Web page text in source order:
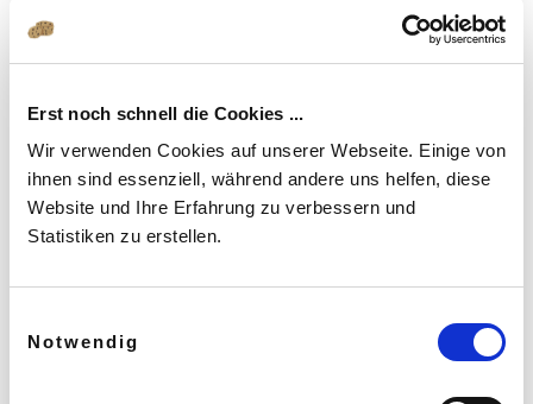
Erst noch schnell die Cookies ...
Wir verwenden Cookies auf unserer Webseite. Einige von
ihnen sind essenziell, während andere uns helfen, diese
Website und Ihre Erfahrung zu verbessern und
Statistiken zu erstellen.
Notwendig